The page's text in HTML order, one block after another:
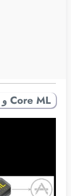
Core ML و Create ML